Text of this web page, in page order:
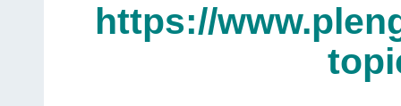
https://